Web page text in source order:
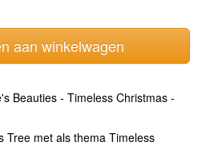
aan winkelwagen
Beauties - Timeless Christmas -
Tree met als thema Timeless